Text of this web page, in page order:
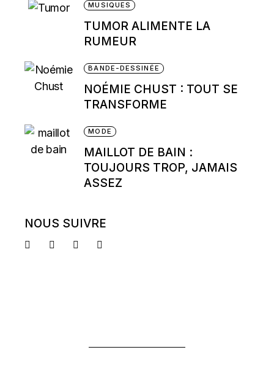
MUSIQUES
TUMOR ALIMENTE LA
RUMEUR
BANDE-DESSINÉE
NOÉMIE CHUST : TOUT SE
TRANSFORME
MODE
MAILLOT DE BAIN :
TOUJOURS TROP, JAMAIS
ASSEZ
NOUS SUIVRE